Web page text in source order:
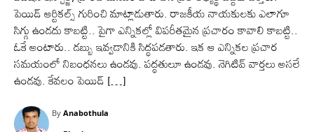
పెయిడ్ ఆర్టికల్స్ గురించి మాట్లాడుతారు. రాజకీయ నాయకులకు ఎలాగూ
సిగ్గు ఉండదు కాబట్టి.. పైగా ఎన్నికల్లో విపరీతమైన ప్రచారం కావాలి కాబట్టి..
ఓకే అంటారు.. డబ్బు ఇవ్వడానికి సిద్ధపడతారు. ఇక ఆ ఎన్నికల ప్రచార
సమయంలో నిబంధనలు ఉండవు. పద్ధతులూ ఉండవు. నెగిటివ్ వార్తలు అసలే
ఉండవు. కేవలం పెయిడ్ […]
By Anabothula